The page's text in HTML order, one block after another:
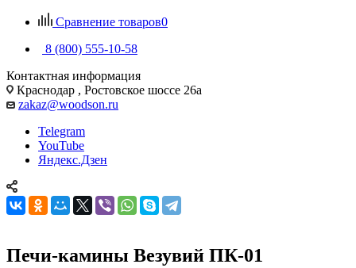
Сравнение товаров0
8 (800) 555-10-58
Контактная информация
Краснодар , Ростовское шоссе 26а
zakaz@woodson.ru
Telegram
YouTube
Яндекс.Дзен
Печи-камины Везувий ПК-01